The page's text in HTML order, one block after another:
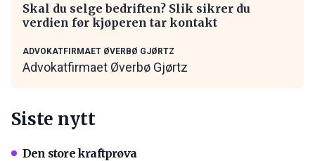
Skal du selge bedriften? Slik sikrer du
verdien før kjøperen tar kontakt
ADVOKATFIRMAET ØVERBØ GJØRTZ
Advokatfirmaet Øverbø Gjørtz
Siste nytt
Den store kraftprøva